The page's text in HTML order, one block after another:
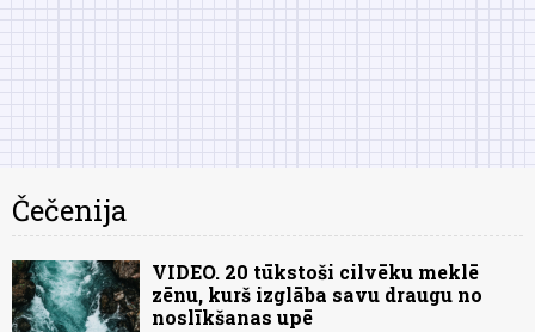
Čečenija
VIDEO. 20 tūkstoši cilvēku meklē
zēnu, kurš izglāba savu draugu no
noslīkšanas upē